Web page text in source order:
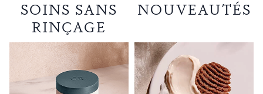
SOINS SANS
RINÇAGE
NOUVEAUTÉS